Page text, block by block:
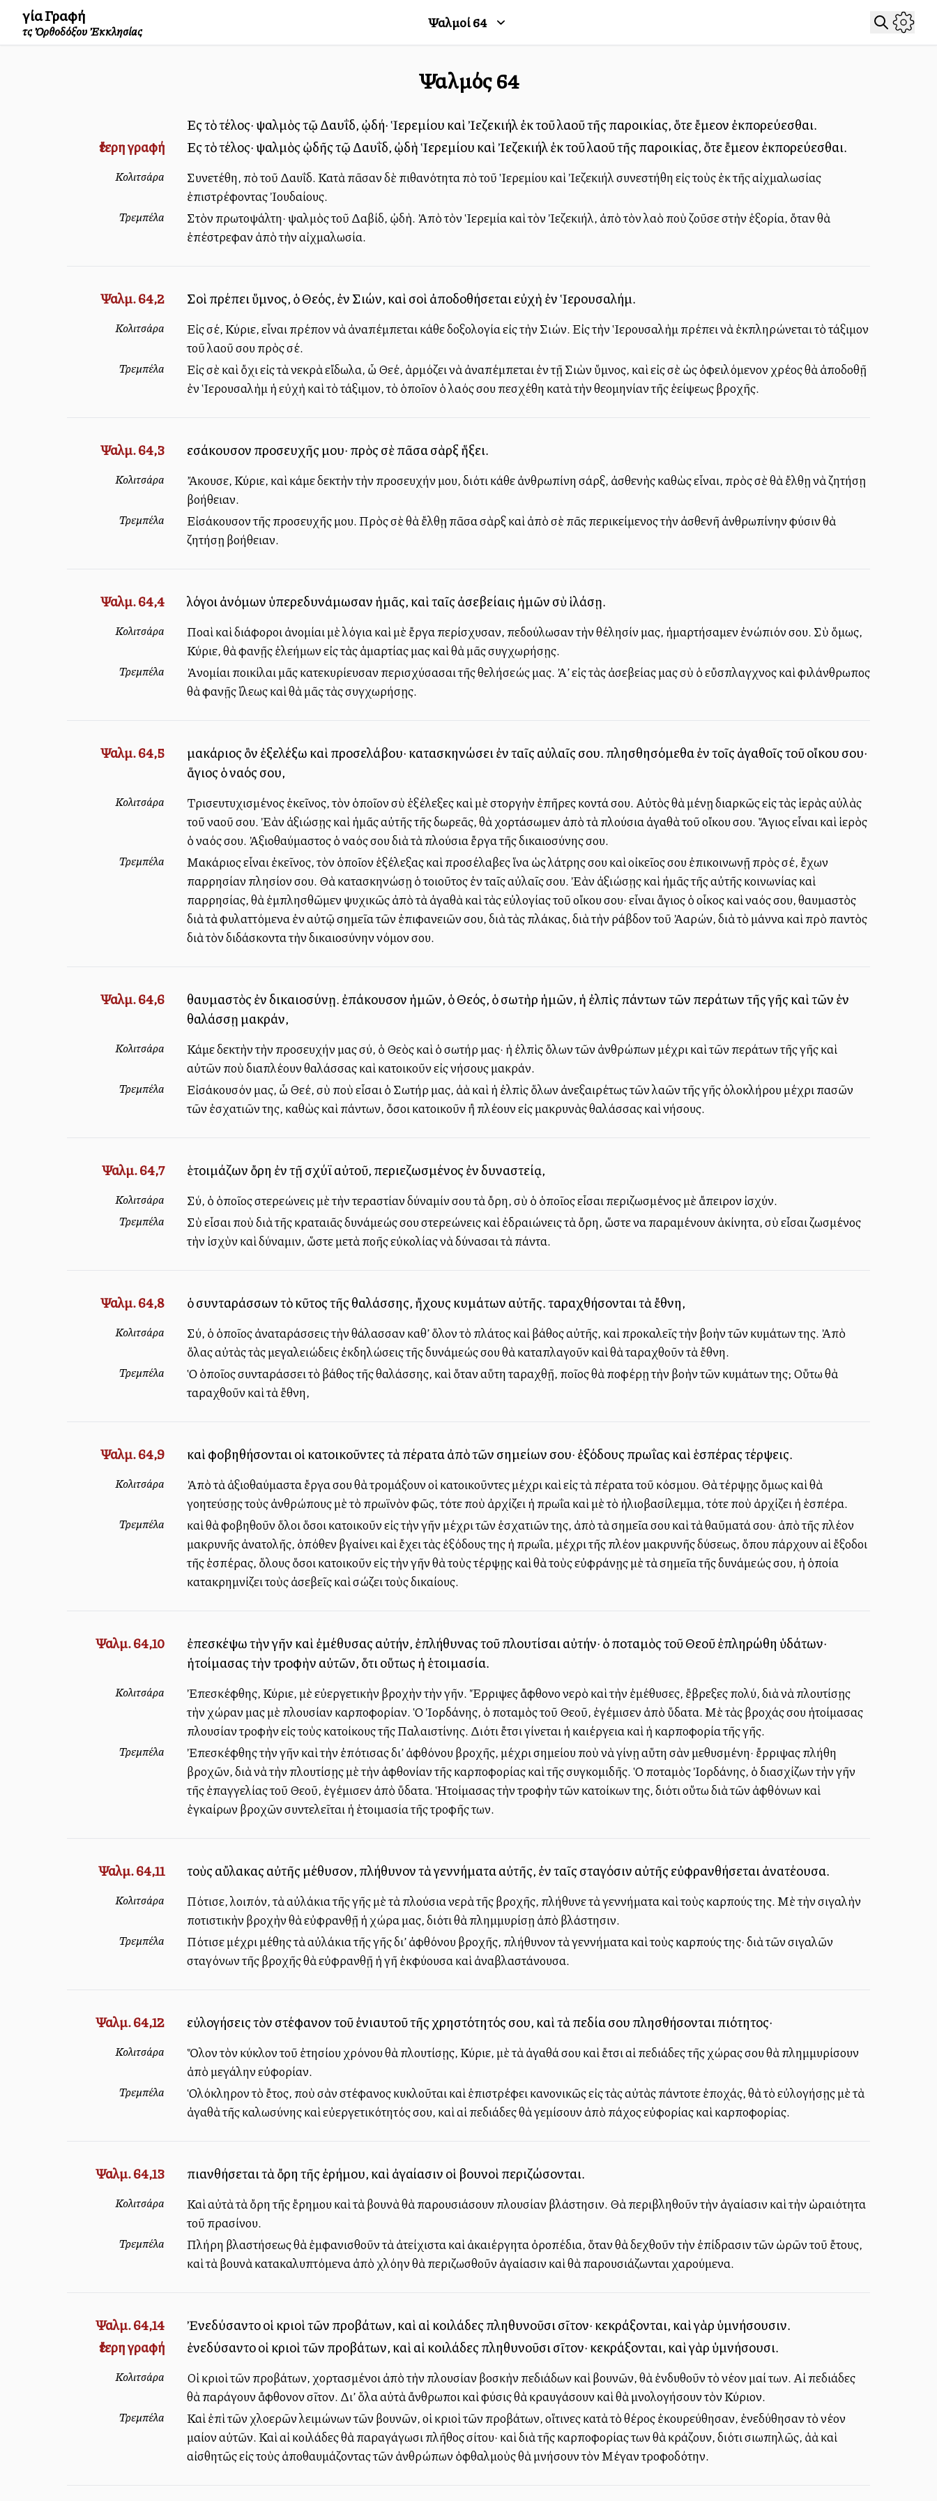
Ἁγία Γραφή
τῆς Ὀρθοδόξου Ἐκκλησίας Ψαλμοί64
Ψαλμός64
Εἰς τὸ τέλος· ψαλμὸς τῷ Δαυΐδ, ᾠδή· Ἱερεμίου καὶ Ἰεζεκιήλ ἐκ τοῦ λαοῦ τῆς παροικίας, ὅτε ἔμελλον ἐκπορεύεσθαι.
ἔτερη γραφή
Εἰς τὸ τέλος· ψαλμὸς ᾠδῆς τῷ Δαυΐδ, ᾠδὴ Ἱερεμίου καὶ Ἰεζεκιήλ ἐκ τοῦ λαοῦ τῆς παροικίας, ὅτε ἔμελλον ἐκπορεύεσθαι.
Κολιτσάρα
Συνετέθη, ὑπὸ τοῦ Δαυΐδ. Κατὰ πᾶσαν δὲ πιθανότητα ὑπὸ τοῦ Ἱερεμίου καὶ Ἰεζεκιήλ συνεστήθη εἰς τοὺς ἐκ τῆς αἰχμαλωσίας
ἐπιστρέφοντας Ἰουδαίους.
Τρεμπέλα
Στὸν πρωτοψάλτη· ψαλμὸς τοῦ Δαβίδ, ᾠδὴ. Ἀπὸ τὸν Ἱερεμία καὶ τὸν Ἰεζεκιήλ, ἀπὸ τὸν λαὸ ποὺ ζοῦσε στὴν ἐξορία, ὅταν θὰ
ἐπέστρεφαν ἀπὸ τὴν αἰχμαλωσία.
Ψαλμ. 64,2 Σοὶ πρέπει ὕμνος, ὁ Θεός, ἐν Σιών, καὶ σοὶ ἀποδοθήσεται εὐχὴ ἐν Ἱερουσαλήμ.
Κολιτσάρα
Εἰς σέ, Κύριε, εἶναι πρέπον νὰ ἀναπέμπεται κάθε δοξολογία εἰς τὴν Σιών. Εἰς τὴν Ἱερουσαλὴμ πρέπει νὰ ἐκπληρώνεται τὸ τάξιμον
τοῦ λαοῦ σου πρὸς σέ.
Τρεμπέλα
Εἰς σὲ καὶ ὄχι εἰς τὰ νεκρὰ εἴδωλα, ὦ Θεέ, ἁρμόζει νὰ ἀναπέμπεται ἐν τῇ Σιὼν ὕμνος, καὶ εἰς σὲ ὡς ὀφειλόμενον χρέος θὰ ἀποδοθῇ
ἐν Ἱερουσαλὴμ ἡ εὐχὴ καὶ τὸ τάξιμον, τὸ ὁποῖον ὁ λαός σου ὑπεσχέθη κατὰ τὴν θεομηνίαν τῆς ἐλλείψεως βροχῆς.
Ψαλμ. 64,3 εἰσάκουσον προσευχῆς μου· πρὸς σὲ πᾶσα σὰρξ ἥξει.
Κολιτσάρα
Ἄκουσε, Κύριε, καὶ κάμε δεκτὴν τὴν προσευχήν μου, διότι κάθε ἀνθρωπίνη σάρξ, ἀσθενὴς καθὼς εἶναι, πρὸς σὲ θὰ ἔλθῃ νὰ ζητήσῃ
βοήθειαν.
Τρεμπέλα
Εἰσάκουσον τῆς προσευχῆς μου. Πρὸς σὲ θὰ ἔλθῃ πᾶσα σὰρξ καὶ ἀπὸ σὲ πᾶς περικείμενος τὴν ἀσθενῆ ἀνθρωπίνην φύσιν θὰ
ζητήσῃ βοήθειαν.
Ψαλμ. 64,4 λόγοι ἀνόμων ὑπερεδυνάμωσαν ἡμᾶς, καὶ ταῖς ἀσεβείαις ἡμῶν σὺ ἱλάσῃ.
Κολιτσάρα
Πολλαὶ καὶ διάφοροι ἀνομίαι μὲ λόγια καὶ μὲ ἔργα ὑπερίσχυσαν, ὑπεδούλωσαν τὴν θέλησίν μας, ἡμαρτήσαμεν ἐνώπιόν σου. Σὺ ὅμως,
Κύριε, θὰ φανῇς ἐλεήμων εἰς τὰς ἁμαρτίας μας καὶ θὰ μᾶς συγχωρήσῃς.
Τρεμπέλα
Ἀνομίαι ποικίλαι μᾶς κατεκυρίευσαν ὑπερισχύσασαι τῆς θελήσεώς μας. Ἀλλ’ εἰς τὰς ἀσεβείας μας σὺ ὁ εὔσπλαγχνος καὶ φιλάνθρωπος
θὰ φανῇς ἵλεως καὶ θὰ μᾶς τὰς συγχωρήσῃς.
Ψαλμ. 64,5
μακάριος ὃν ἐξελέξω καὶ προσελάβου· κατασκηνώσει ἐν ταῖς αὐλαῖς σου. πλησθησόμεθα ἐν τοῖς ἀγαθοῖς τοῦ οἴκου σου·
ἅγιος ὁ ναός σου,
Κολιτσάρα
Τρισευτυχισμένος ἐκεῖνος, τὸν ὁποῖον σὺ ἐξέλεξες καὶ μὲ στοργὴν ἐπῆρες κοντά σου. Αὐτὸς θὰ μένῃ διαρκῶς εἰς τὰς ἱερὰς αὐλὰς
τοῦ ναοῦ σου. Ἐὰν ἀξιώσῃς καὶ ἡμᾶς αὐτῆς τῆς δωρεᾶς, θὰ χορτάσωμεν ἀπὸ τὰ πλούσια ἀγαθὰ τοῦ οἴκου σου. Ἅγιος εἶναι καὶ ἱερὸς
ὁ ναός σου. Ἀξιοθαύμαστος ὁ ναός σου διὰ τὰ πλούσια ἔργα τῆς δικαιοσύνης σου.
Τρεμπέλα
Μακάριος εἶναι ἐκεῖνος, τὸν ὁποῖον ἐξέλεξας καὶ προσέλαβες ἵνα ὡς λάτρης σου καὶ οἰκεῖος σου ἐπικοινωνῇ πρὸς σέ, ἔχων
παρρησίαν πλησίον σου. Θὰ κατασκηνώσῃ ὁ τοιοῦτος ἐν ταῖς αὐλαῖς σου. Ἐὰν ἀξιώσῃς καὶ ἠμᾶς τῆς αὐτῆς κοινωνίας καὶ
παρρησίας, θὰ ἐμπλησθῶμεν ψυχικῶς ἀπὸ τὰ ἀγαθὰ καὶ τὰς εὐλογίας τοῦ οἴκου σου· εἶναι ἅγιος ὁ οἶκος καὶ ναός σου, θαυμαστὸς
διὰ τὰ φυλαττόμενα ἐν αὐτῷ σημεῖα τῶν ἐπιφανειῶν σου, διὰ τὰς πλάκας, διὰ τὴν ράβδον τοῦ Ἀαρών, διὰ τὸ μάννα καὶ πρὸ παντὸς
διὰ τὸν διδάσκοντα τὴν δικαιοσύνην νόμον σου.
Ψαλμ. 64,6
θαυμαστὸς ἐν δικαιοσύνῃ. ἐπάκουσον ἡμῶν, ὁ Θεός, ὁ σωτὴρ ἡμῶν, ἡ ἐλπὶς πάντων τῶν περάτων τῆς γῆς καὶ τῶν ἐν
θαλάσσῃ μακράν,
Κολιτσάρα
Κάμε δεκτὴν τὴν προσευχήν μας σύ, ὁ Θεὸς καὶ ὁ σωτήρ μας· ἡ ἐλπὶς ὅλων τῶν ἀνθρώπων μέχρι καὶ τῶν περάτων τῆς γῆς καὶ
αὐτῶν ποὺ διαπλέουν θαλάσσας καὶ κατοικοῦν εἰς νήσους μακράν.
Τρεμπέλα
Εἰσάκουσόν μας, ὦ Θεέ, σὺ ποὺ εἶσαι ὁ Σωτήρ μας, ἀλλὰ καὶ ἡ ἐλπὶς ὅλων ἀνεξαιρέτως τῶν λαῶν τῆς γῆς ὁλοκλήρου μέχρι πασῶν
τῶν ἐσχατιῶν της, καθὼς καὶ πάντων, ὅσοι κατοικοῦν ἢ πλέουν εἰς μακρυνὰς θαλάσσας καὶ νήσους.
Ψαλμ. 64,7 ἑτοιμάζων ὄρη ἐν τῇ ἰσχύϊ αὐτοῦ, περιεζωσμένος ἐν δυναστείᾳ,
Κολιτσάρα Σύ, ὁ ὁποῖος στερεώνεις μὲ τὴν τεραστίαν δύναμίν σου τὰ ὄρη, σὺ ὁ ὁποῖος εἶσαι περιζωσμένος μὲ ἄπειρον ἰσχύν.
Τρεμπέλα
Σὺ εἶσαι ποὺ διὰ τῆς κραταιᾶς δυνάμεώς σου στερεώνεις καὶ ἐδραιώνεις τὰ ὄρη, ὥστε να παραμένουν ἀκίνητα, σὺ εἶσαι ζωσμένος
τὴν ἰσχὺν καὶ δύναμιν, ὥστε μετὰ πολλῆς εὐκολίας νὰ δύνασαι τὰ πάντα.
Ψαλμ. 64,8 ὁ συνταράσσων τὸ κῦτος τῆς θαλάσσης, ἤχους κυμάτων αὐτῆς. ταραχθήσονται τὰ ἔθνη,
Κολιτσάρα
Σύ, ὁ ὁποῖος ἀναταράσσεις τὴν θάλασσαν καθ’ ὅλον τὸ πλάτος καὶ βάθος αὐτῆς, καὶ προκαλεῖς τὴν βοὴν τῶν κυμάτων της. Ἀπὸ
ὅλας αὐτὰς τὰς μεγαλειώδεις ἐκδηλώσεις τῆς δυνάμεώς σου θὰ καταπλαγοῦν καὶ θὰ ταραχθοῦν τὰ ἔθνη.
Τρεμπέλα
Ὁ ὁποῖος συνταράσσει τὸ βάθος τῆς θαλάσσης, καὶ ὅταν αὕτη ταραχθῇ, ποῖος θὰ ὑποφέρῃ τὴν βοὴν τῶν κυμάτων της; Οὕτω θὰ
ταραχθοῦν καὶ τὰ ἔθνη,
Ψαλμ. 64,9 καὶ φοβηθήσονται οἱ κατοικοῦντες τὰ πέρατα ἀπὸ τῶν σημείων σου· ἐξόδους πρωΐας καὶ ἑσπέρας τέρψεις.
Κολιτσάρα
Ἀπὸ τὰ ἀξιοθαύμαστα ἔργα σου θὰ τρομάξουν οἱ κατοικοῦντες μέχρι καὶ εἰς τὰ πέρατα τοῦ κόσμου. Θὰ τέρψῃς ὅμως καὶ θὰ
γοητεύσῃς τοὺς ἀνθρώπους μὲ τὸ πρωϊνὸν φῶς, τότε ποὺ ἀρχίζει ἡ πρωΐα καὶ μὲ τὸ ἠλιοβασίλεμμα, τότε ποὺ ἀρχίζει ἡ ἑσπέρα.
Τρεμπέλα
καὶ θὰ φοβηθοῦν ὅλοι ὅσοι κατοικοῦν εἰς τὴν γῆν μέχρι τῶν ἐσχατιῶν της, ἀπὸ τὰ σημεῖα σου καὶ τὰ θαῦματά σου· ἀπὸ τῆς πλέον
μακρυνῆς ἀνατολῆς, ὁπόθεν βγαίνει καὶ ἔχει τὰς ἐξόδους της ἡ πρωΐα, μέχρι τῆς πλέον μακρυνῆς δύσεως, ὅπου ὑπάρχουν αἱ ἔξοδοι
τῆς ἑσπέρας, ὅλους ὅσοι κατοικοῦν εἰς τὴν γῆν θὰ τοὺς τέρψῃς καὶ θὰ τοὺς εὐφράνῃς μὲ τὰ σημεῖα τῆς δυνάμεώς σου, ἡ ὁποία
κατακρημνίζει τοὺς ἀσεβεῖς καὶ σώζει τοὺς δικαίους.
Ψαλμ. 64,10
ἐπεσκέψω τὴν γῆν καὶ ἐμέθυσας αὐτήν, ἐπλήθυνας τοῦ πλουτίσαι αὐτήν· ὁ ποταμὸς τοῦ Θεοῦ ἐπληρώθη ὑδάτων·
ἡτοίμασας τὴν τροφὴν αὐτῶν, ὅτι οὕτως ἡ ἑτοιμασία.
Κολιτσάρα
Ἐπεσκέφθης, Κύριε, μὲ εὐεργετικὴν βροχὴν τὴν γῆν. Ἔρριψες ἄφθονο νερὸ καὶ τὴν ἐμέθυσες, ἔβρεξες πολύ, διὰ νὰ πλουτίσῃς
τὴν χώραν μας μὲ πλουσίαν καρποφορίαν. Ὁ Ἰορδάνης, ὁ ποταμὸς τοῦ Θεοῦ, ἐγέμισεν ἀπὸ ὕδατα. Μὲ τὰς βροχάς σου ἡτοίμασας
πλουσίαν τροφὴν εἰς τοὺς κατοίκους τῆς Παλαιστίνης. Διότι ἔτσι γίνεται ἡ καλλιέργεια καὶ ἡ καρποφορία τῆς γῆς.
Τρεμπέλα
Ἐπεσκέφθης τὴν γῆν καὶ τὴν ἐπότισας δι’ ἀφθόνου βροχῆς, μέχρι σημείου ποὺ νὰ γίνῃ αὕτη σὰν μεθυσμένη· ἔρριψας πλήθη
βροχῶν, διὰ νὰ τὴν πλουτίσῃς μὲ τὴν ἀφθονίαν τῆς καρποφορίας καὶ τῆς συγκομιδῆς. Ὁ ποταμὸς Ἰορδάνης, ὁ διασχίζων τὴν γῆν
τῆς ἐπαγγελίας τοῦ Θεοῦ, ἐγέμισεν ἀπὸ ὕδατα. Ἡτοίμασας τὴν τροφὴν τῶν κατοίκων της, διότι οὕτω διὰ τῶν ἀφθόνων καὶ
ἐγκαίρων βροχῶν συντελεῖται ἡ ἑτοιμασία τῆς τροφῆς των.
Ψαλμ. 64,11 τοὺς αὔλακας αὐτῆς μέθυσον, πλήθυνον τὰ γεννήματα αὐτῆς, ἐν ταῖς σταγόσιν αὐτῆς εὐφρανθήσεται ἀνατέλλουσα.
Κολιτσάρα
Πότισε, λοιπόν, τὰ αὐλάκια τῆς γῆς μὲ τὰ πλούσια νερὰ τῆς βροχῆς, πλήθυνε τὰ γεννήματα καὶ τοὺς καρπούς της. Μὲ τὴν σιγαλὴν
ποτιστικὴν βροχὴν θὰ εὐφρανθῇ ἡ χώρα μας, διότι θὰ πλημμυρίσῃ ἀπὸ βλάστησιν.
Τρεμπέλα
Πότισε μέχρι μέθης τὰ αὐλάκια τῆς γῆς δι’ ἀφθόνου βροχῆς, πλήθυνον τὰ γεννήματα καὶ τοὺς καρπούς της· διὰ τῶν σιγαλῶν
σταγόνων τῆς βροχῆς θὰ εὐφρανθῇ ἡ γῆ ἐκφύουσα καὶ ἀναβλαστάνουσα.
Ψαλμ. 64,12 εὐλογήσεις τὸν στέφανον τοῦ ἐνιαυτοῦ τῆς χρηστότητός σου, καὶ τὰ πεδία σου πλησθήσονται πιότητος·
Κολιτσάρα
Ὅλον τὸν κύκλον τοῦ ἐτησίου χρόνου θὰ πλουτίσῃς, Κύριε, μὲ τὰ ἀγαθά σου καὶ ἔτσι αἱ πεδιάδες τῆς χώρας σου θὰ πλημμυρίσουν
ἀπὸ μεγάλην εὐφορίαν.
Τρεμπέλα
Ὁλόκληρον τὸ ἔτος, ποὺ σὰν στέφανος κυκλοῦται καὶ ἐπιστρέφει κανονικῶς εἰς τὰς αὐτὰς πάντοτε ἐποχάς, θὰ τὸ εὐλογήσῃς μὲ τὰ
ἀγαθὰ τῆς καλωσύνης καὶ εὐεργετικότητός σου, καὶ αἱ πεδιάδες θὰ γεμίσουν ἀπὸ πάχος εὐφορίας καὶ καρποφορίας.
Ψαλμ. 64,13 πιανθήσεται τὰ ὄρη τῆς ἐρήμου, καὶ ἀγαλλίασιν οἱ βουνοὶ περιζώσονται.
Κολιτσάρα
Καὶ αὐτὰ τὰ ὄρη τῆς ἔρημου καὶ τὰ βουνὰ θὰ παρουσιάσουν πλουσίαν βλάστησιν. Θὰ περιβληθοῦν τὴν ἀγαλλίασιν καὶ τὴν ὡραιότητα
τοῦ πρασίνου.
Τρεμπέλα
Πλήρη βλαστήσεως θὰ ἐμφανισθοῦν τὰ ἀτείχιστα καὶ ἀκαλλιέργητα ὀροπέδια, ὅταν θὰ δεχθοῦν τὴν ἐπίδρασιν τῶν ὡρῶν τοῦ ἔτους,
καὶ τὰ βουνὰ κατακαλυπτόμενα ἀπὸ χλόην θὰ περιζωσθοῦν ἀγαλλίασιν καὶ θὰ παρουσιάζωνται χαρούμενα.
Ψαλμ. 64,14
Ἐνεδύσαντο οἱ κριοὶ τῶν προβάτων, καὶ αἱ κοιλάδες πληθυνοῦσι σῖτον· κεκράξονται, καὶ γὰρ ὑμνήσουσιν.
ἔτερη γραφή
ἐνεδύσαντο οἱ κριοὶ τῶν προβάτων, καὶ αἱ κοιλάδες πληθυνοῦσι σῖτον· κεκράξονται, καὶ γὰρ ὑμνήσουσι.
Κολιτσάρα
Οἱ κριοὶ τῶν προβάτων, χορτασμένοι ἀπὸ τὴν πλουσίαν βοσκὴν πεδιάδων καὶ βουνῶν, θὰ ἐνδυθοῦν τὸ νέον μαλλί των. Αἱ πεδιάδες
θὰ παράγουν ἄφθονον σῖτον. Δι’ ὅλα αὐτὰ ἄνθρωποι καὶ φύσις θὰ κραυγάσουν καὶ θὰ ὑμνολογήσουν τὸν Κύριον.
Τρεμπέλα
Καὶ ἐπὶ τῶν χλοερῶν λειμώνων τῶν βουνῶν, οἱ κριοὶ τῶν προβάτων, οἵτινες κατὰ τὸ θέρος ἐκουρεύθησαν, ἐνεδύθησαν τὸ νέον
μαλλίον αὐτῶν. Καὶ αἱ κοιλάδες θὰ παραγάγωσι πλῆθος σίτου· καὶ διὰ τῆς καρποφορίας των θὰ κράζουν, διότι σιωπηλῶς, ἀλλὰ καὶ
αἰσθητῶς εἰς τοὺς ἀποθαυμάζοντας τῶν ἀνθρώπων ὀφθαλμοὺς θὰ ὑμνήσουν τὸν Μέγαν τροφοδότην.